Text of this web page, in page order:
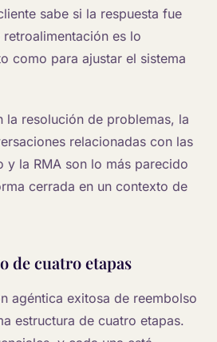
sabe si la respuesta fue
es lo
como para ajustar el sistema
la resolución de problemas, la
relacionadas con las
y la RMA son lo más parecido
cerrada en un contexto de
de cuatro etapas
agéntica exitosa de reembolso
estructura de cuatro etapas.